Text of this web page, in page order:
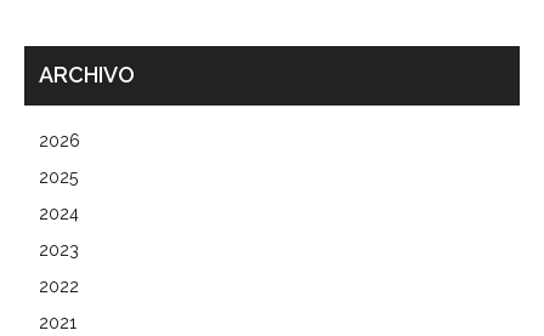
ARCHIVO
2026
2025
2024
2023
2022
2021